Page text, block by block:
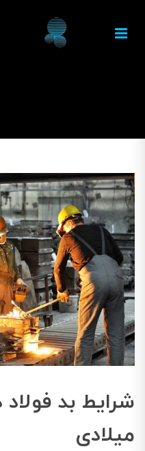
شرایط بد
میلادی